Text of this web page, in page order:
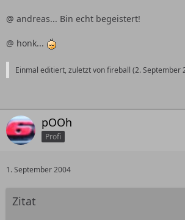
@ andreas... Bin echt begeistert!
@ honk...
Einmal editiert, zuletzt von fireball (2. September
pOOh
Profi
1. September 2004
Zitat